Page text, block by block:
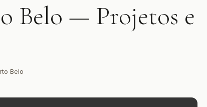
Belo — Projetos e
Belo